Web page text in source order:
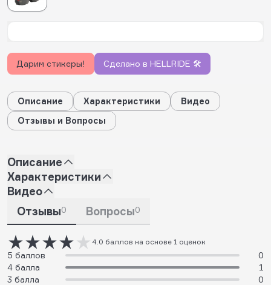
Дарим стикеры! Сделано в HELLRIDE 🛠️
Описание Характеристики
Видео
Отзывы и Вопросы
Описание
Характеристики
Видео
Отзывы0 Вопросы0
4.0 баллов на основе 1 оценок
5 баллов
0
4 балла
1
3 балла
0